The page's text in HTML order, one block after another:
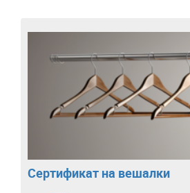
Сертификат на вешалки